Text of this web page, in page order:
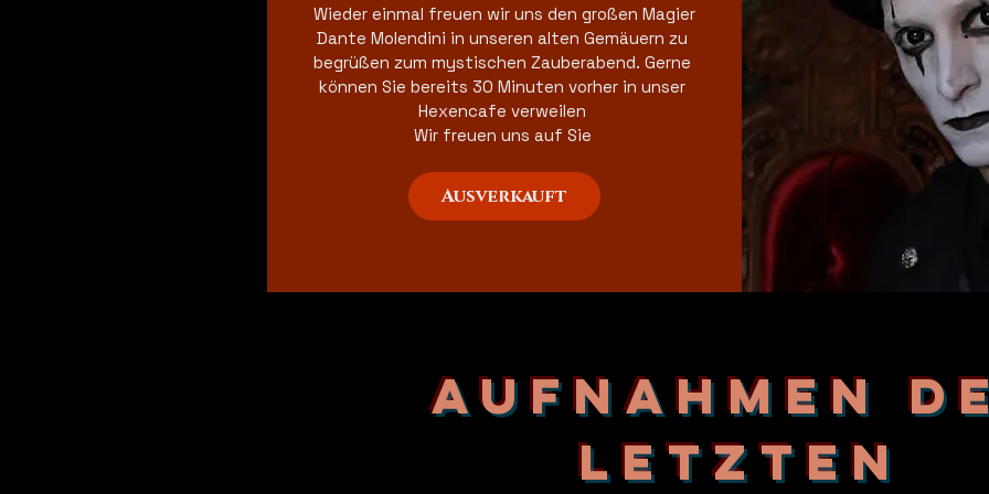
Wieder einmal freuen wir uns den großen Magier
Dante Molendini in unseren alten Gemäuern zu
begrüßen zum mystischen Zauberabend. Gerne
können Sie bereits 30 Minuten vorher in unser
Hexencafe verweilen
Ausverkauft
Aufnahmen
letzten